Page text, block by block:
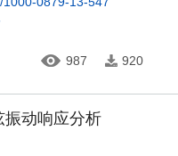
987 920
振动响应分析